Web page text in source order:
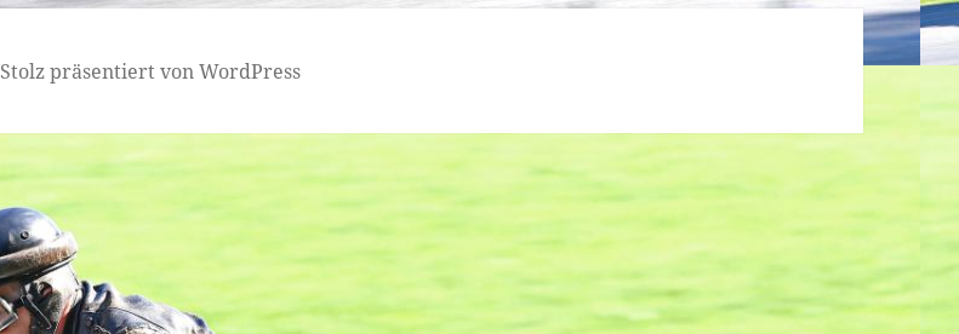
Stolz präsentiert von WordPress